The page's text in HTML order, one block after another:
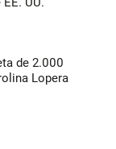
de 2.000
Lopera